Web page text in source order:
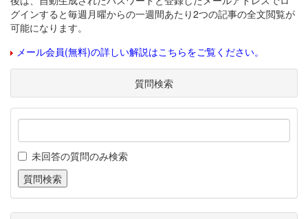
グインすると毎週月曜からの一週間あたり2つの記事の全文閲覧が
可能になります。
メール会員(無料)の詳しい解説はこちらをご覧ください。
質問検索
未回答の質問のみ検索